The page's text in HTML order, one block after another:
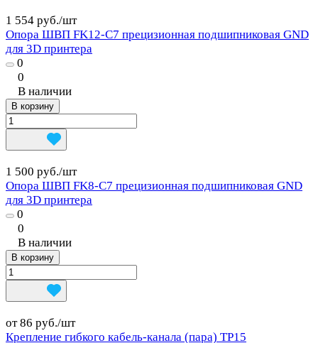
1 554 руб./шт
Опора ШВП FK12-C7 прецизионная подшипниковая GND
для 3D принтера
0
0
В наличии
В корзину
1 500 руб./шт
Опора ШВП FK8-C7 прецизионная подшипниковая GND
для 3D принтера
0
0
В наличии
В корзину
от 86 руб./шт
Крепление гибкого кабель-канала (пара) TP15